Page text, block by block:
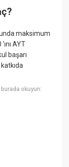
maksimum
AYT
başarı
burada okuyun: